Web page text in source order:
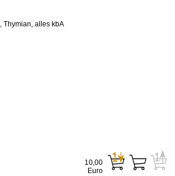
Thymian, alles kbA
10,00
Euro